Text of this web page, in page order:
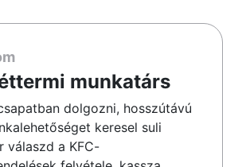
munkatárs
dolgozni, hosszútávú
keresel suli
válaszd a KFC-